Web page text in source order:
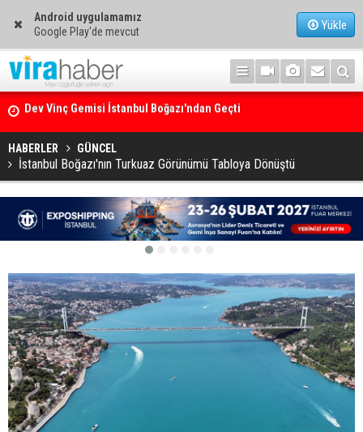
Android uygulamamız
Google Play'de mevcut
Yükle
Ege Denizi’nin En Büyük Mercan Ormanı
HABERLER GÜNCEL
İstanbul Boğazı'nın Turkuaz Görünümü Tabloya Dönüştü